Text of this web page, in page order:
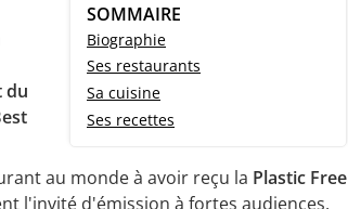
SOMMAIRE
Biographie
Ses restaurants
Sa cuisine
Ses recettes
du
au monde à avoir reçu la Plastic Free
l'invité d'émission à fortes audiences,